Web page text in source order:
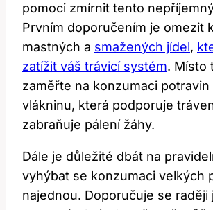
pomoci zmírnit tento
Prvním doporučením je omezit
mastných a smažených jídel,
zatížit váš trávicí systém. Místo
zaměřte na konzumaci
vlákninu, která podporuje
zabraňuje pálení žáhy.
Dále je důležité dbát na
vyhýbat se konzumaci velkých
najednou. Doporučuje se raději